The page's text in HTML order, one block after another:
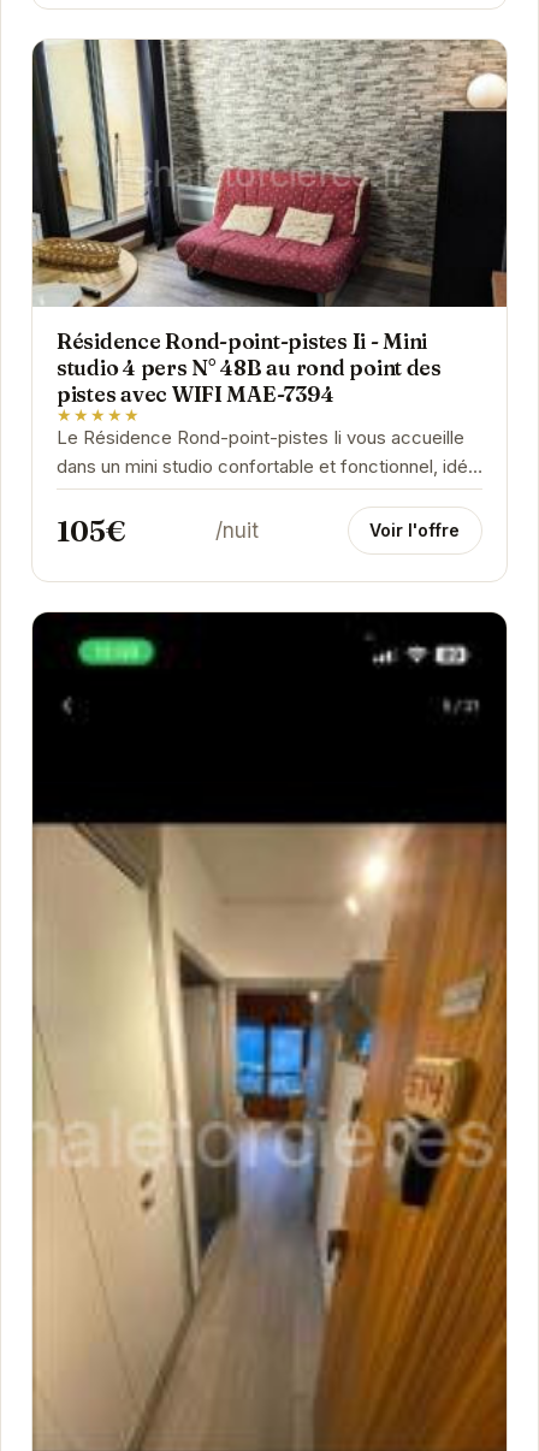
Résidence Rond-point-pistes Ii - Mini
studio 4 pers N° 48B au rond point des
pistes avec WIFI MAE-7394
★★★★★
Le Résidence Rond-point-pistes Ii vous accueille
dans un mini studio confortable et fonctionnel, idéal
pour un séjour à la montagne en famille ou...
105€ /nuit Voir l'offre